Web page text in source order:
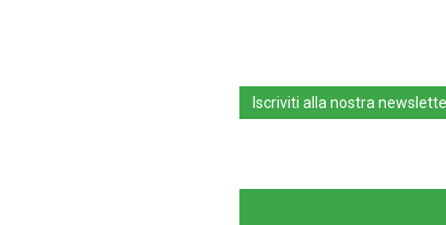
Iscriviti alla nostra